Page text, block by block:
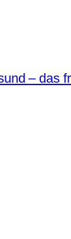
– das